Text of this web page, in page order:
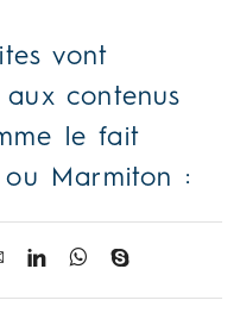
vont
aux contenus
le fait
ou Marmiton :